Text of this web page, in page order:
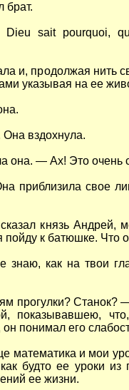
брат.
sait pourquoi,
и, продолжая нить
указывая на ее
Она вздохнула.
она. — Ах! Это очень
приблизила свое
князь Андрей,
пойду к батюшке. Что
как на твои
прогулки? Станок?
показывавшею,
понимал его
математика и мои
будто ее уроки
ее жизни.